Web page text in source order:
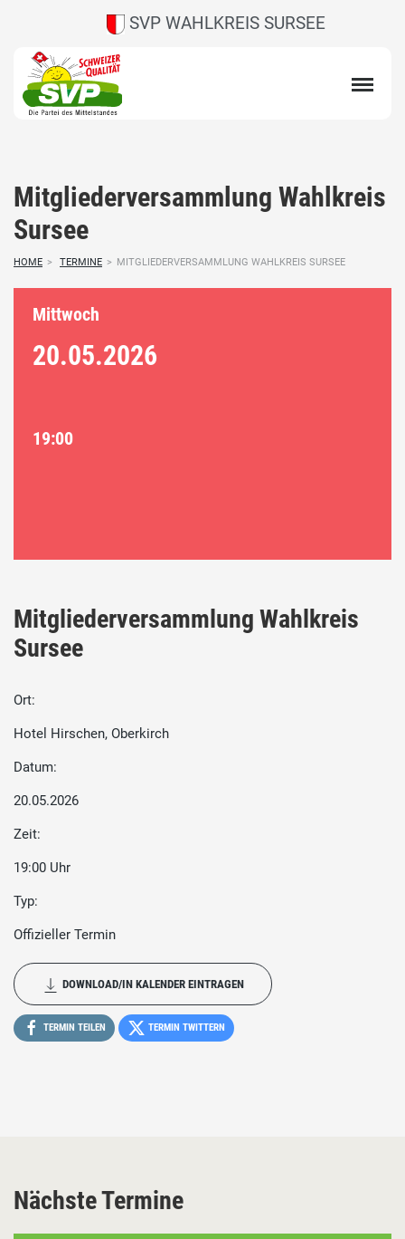
SVP WAHLKREIS SURSEE
Mitgliederversammlung Wahlkreis
Sursee
HOME > TERMINE > MITGLIEDERVERSAMMLUNG WAHLKREIS SURSEE
Mittwoch
20.05.2026
19:00
Mitgliederversammlung Wahlkreis
Sursee
Ort:
Hotel Hirschen, Oberkirch
Datum:
20.05.2026
Zeit:
19:00 Uhr
Typ:
Offizieller Termin
DOWNLOAD/IN KALENDER EINTRAGEN
TERMIN TEILEN TERMIN TWITTERN
Nächste Termine